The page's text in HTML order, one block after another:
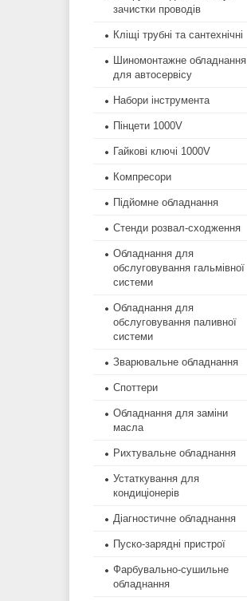
зачистки проводів
Кліщі трубні та сантехнічні
Шиномонтажне обладнання
для автосервісу
Набори інструмента
Пінцети 1000V
Гайкові ключі 1000V
Компресори
Підйомне обладнання
Стенди розвал-сходження
Обладнання для
обслуговування гальмівної
системи
Обладнання для
обслуговування паливної
системи
Зварювальне обладнання
Споттери
Обладнання для заміни
масла
Рихтувальне обладнання
Устаткування для
кондиціонерів
Діагностичне обладнання
Пуско-зарядні пристрої
Фарбувально-сушильне
обладнання